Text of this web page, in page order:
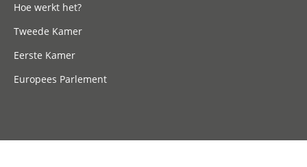
Hoe werkt het?
Tweede Kamer
Eerste Kamer
Europees Parlement